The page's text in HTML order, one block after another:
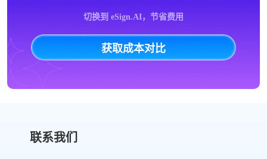
切换到 eSign.AI，节省费用
获取成本对比
联系我们